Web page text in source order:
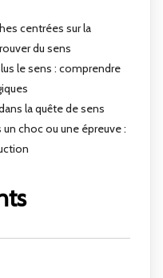
centrées sur la
du sens
le sens : comprendre
la quête de sens
choc ou une épreuve :